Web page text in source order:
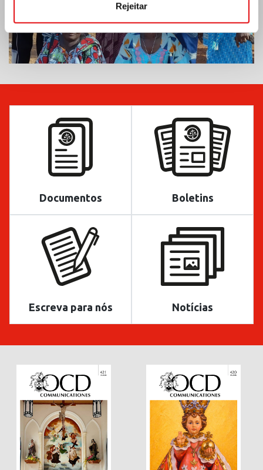
Rejeitar
Documentos Boletins
Escreva para nós Notícias